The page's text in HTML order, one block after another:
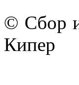
© Сбор
Кипер